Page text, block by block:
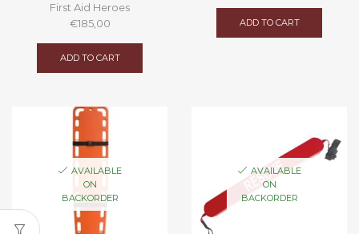
First Aid Heroes
€185,00
ADD TO CART
ADD TO CART
AVAILABLE
ON
BACKORDER
AVAILABLE
ON
BACKORDER